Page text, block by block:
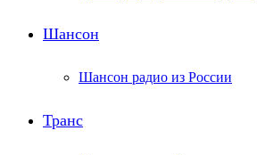
Шансон
Шансон радио из России
Транс